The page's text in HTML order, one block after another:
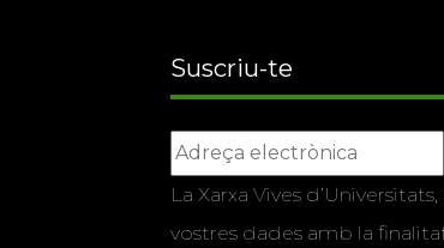
Suscriu-te
La Xarxa Vives
vostres dades amb la